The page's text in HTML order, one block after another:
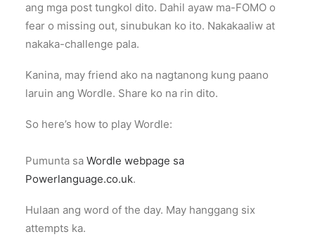
ang mga post tungkol dito. Dahil ayaw ma-FOMO o
fear o missing out, sinubukan ko ito. Nakakaaliw at
nakaka-challenge pala.
Kanina, may friend ako na nagtanong kung paano
laruin ang Wordle. Share ko na rin dito.
So here’s how to play Wordle:
Pumunta sa Wordle webpage sa
Powerlanguage.co.uk.
Hulaan ang word of the day. May hanggang six
attempts ka.